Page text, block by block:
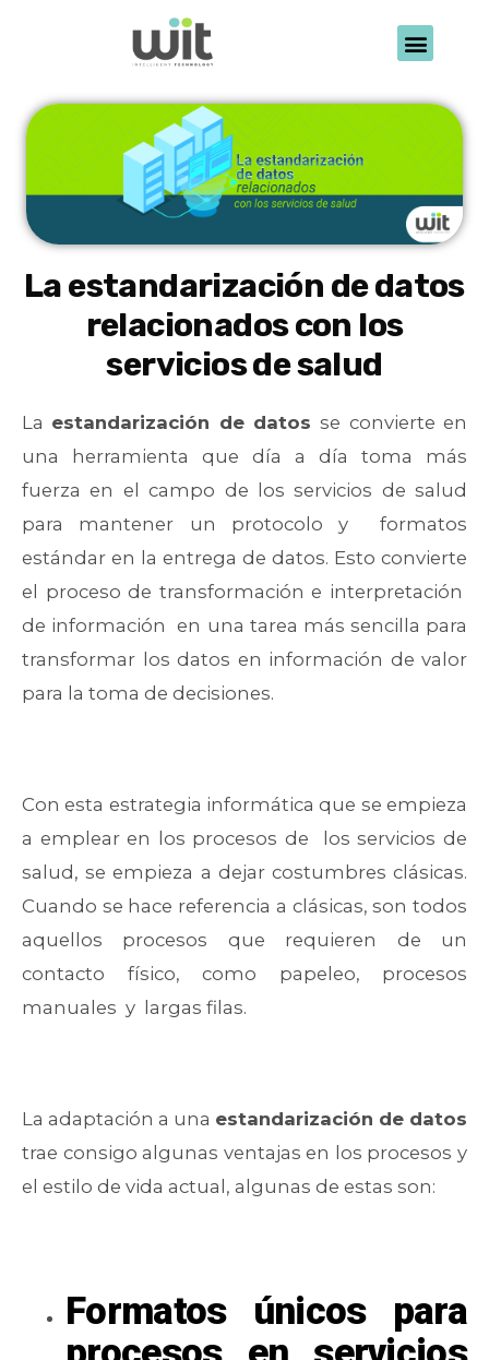
La estandarización de datos
relacionados con los
servicios de salud
La estandarización de datosse convierte en
una herramienta que día a día toma más
fuerza en el campo de los servicios de salud
para mantener un protocolo y formatos
estándar en la entrega de datos. Esto convierte
el proceso de transformación e interpretación
de información en una tarea más sencilla para
transformar los datos en información de valor
para la toma de decisiones.
Con esta estrategia informática que se empieza
a emplear en los procesos de los servicios de
salud, se empieza a dejar costumbres clásicas.
Cuando se hace referencia a clásicas, son todos
aquellos procesos que requieren de un
contacto físico, como papeleo, procesos
manuales y largas filas.
La adaptación a una estandarización de datos
trae consigo algunas ventajas en los procesos y
el estilo de vida actual, algunas de estas son:
Formatos únicos para